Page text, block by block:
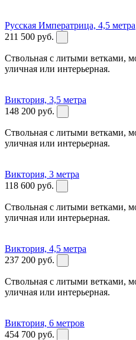
Русская Императрица, 4,5 метра
211 500 руб.
Ствольная с литыми ветками,
уличная или интерьерная.
Виктория, 3,5 метра
148 200 руб.
Ствольная с литыми ветками,
уличная или интерьерная.
Виктория, 3 метра
118 600 руб.
Ствольная с литыми ветками,
уличная или интерьерная.
Виктория, 4,5 метра
237 200 руб.
Ствольная с литыми ветками,
уличная или интерьерная.
Виктория, 6 метров
454 700 руб.